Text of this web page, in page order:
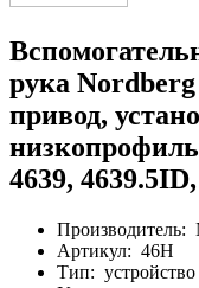
рука
привод,
4639,
Производитель:
Артикул: 46H
Тип: устройство